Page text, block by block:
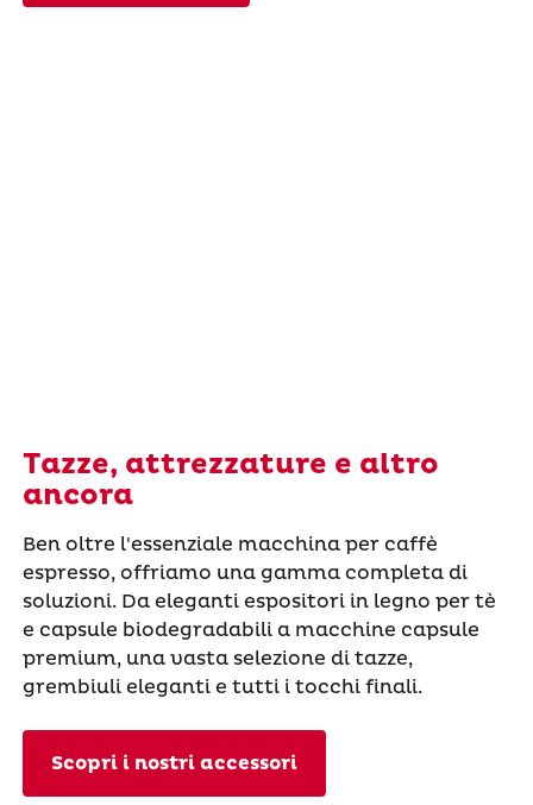
Tazze, attrezzature e altro
ancora
Ben oltre l'essenziale macchina per caffè
espresso, offriamo una gamma completa di
soluzioni. Da eleganti espositori in legno per tè
e capsule biodegradabili a macchine capsule
premium, una vasta selezione di tazze,
grembiuli eleganti e tutti i tocchi finali.
Scopri i nostri accessori